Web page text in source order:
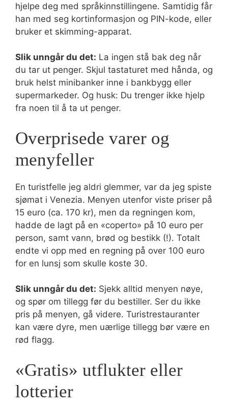
hjelpe deg med språkinnstillingene. Samtidig får
han med seg kortinformasjon og PIN-kode, eller
bruker et skimming-apparat.
Slik unngår du det: La ingen stå bak deg når
du tar ut penger. Skjul tastaturet med hånda, og
bruk helst minibanker inne i bankbygg eller
supermarkeder. Og husk: Du trenger ikke hjelp
fra noen til å ta ut penger.
Overprisede varer og
menyfeller
En turistfelle jeg aldri glemmer, var da jeg spiste
sjømat i Venezia. Menyen utenfor viste priser på
15 euro (ca. 170 kr), men da regningen kom,
hadde de lagt på en «coperto» på 10 euro per
person, samt vann, brød og bestikk (!). Totalt
endte vi opp med en regning på over 100 euro
for en lunsj som skulle koste 30.
Slik unngår du det: Sjekk alltid menyen nøye,
og spør om tillegg før du bestiller. Ser du ikke
pris på menyen, gå videre. Turistrestauranter
kan være dyre, men uærlige tillegg bør være en
rød flagg.
«Gratis» utflukter eller
lotterier